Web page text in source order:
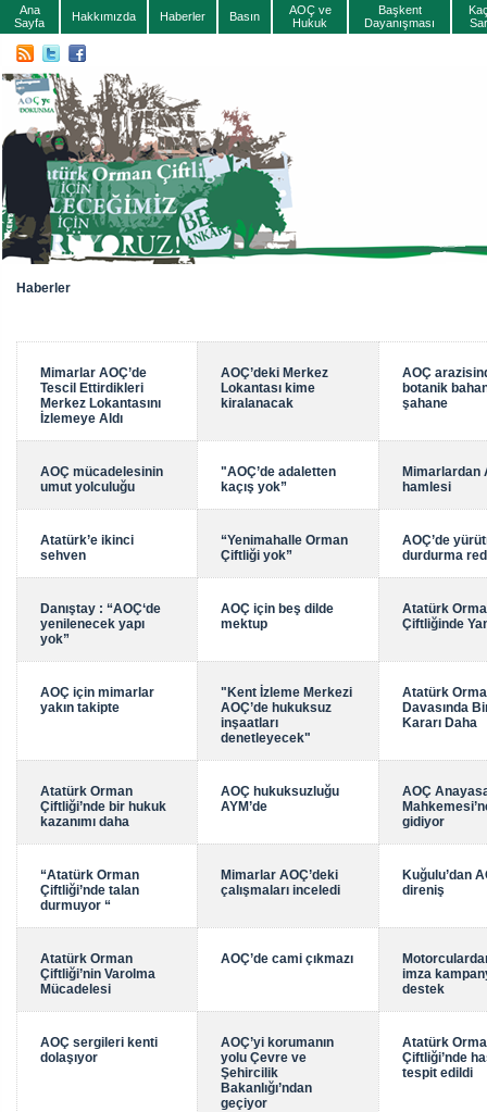
Ana
Sayfa
Hakkımızda Haberler Basın
AOÇ ve
Hukuk
Başkent
Dayanışması
Haberler
Mimarlar AOÇ’de
Tescil Ettirdikleri
Merkez Lokantasını
İzlemeye Aldı
AOÇ’deki Merkez
Lokantası kime
kiralanacak
AOÇ
botanik
şahane
AOÇ mücadelesinin
umut yolculuğu
"AOÇ’de adaletten
kaçış yok”
Mimarlardan
hamlesi
Atatürk’e ikinci
sehven
“Yenimahalle Orman
Çiftliği yok”
AOÇ’de
durdurma
Danıştay : “AOÇ‘de
yenilenecek yapı
yok”
AOÇ için beş dilde
mektup
Atatürk
Çiftliğinde
AOÇ için mimarlar
yakın takipte
"Kent İzleme Merkezi
AOÇ’de hukuksuz
inşaatları
denetleyecek"
Atatürk
Davasında
Kararı Daha
Atatürk Orman
Çiftliği’nde bir hukuk
kazanımı daha
AOÇ hukuksuzluğu
AYM’de
AOÇ
gidiyor
“Atatürk Orman
Çiftliği’nde talan
durmuyor “
Mimarlar AOÇ’deki
çalışmaları inceledi
Kuğulu’dan
direniş
Atatürk Orman
Çiftliği’nin Varolma
Mücadelesi
AOÇ’de cami çıkmazı
imza
destek
AOÇ sergileri kenti
dolaşıyor
AOÇ’yi korumanın
yolu Çevre ve
Şehircilik
Bakanlığı’ndan
geçiyor
Atatürk
Çiftliği’nde
tespit edildi